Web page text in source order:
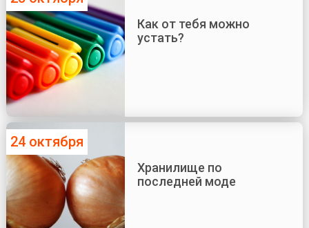
Как от тебя можно
устать?
24 октября
Хранилище по
последней моде